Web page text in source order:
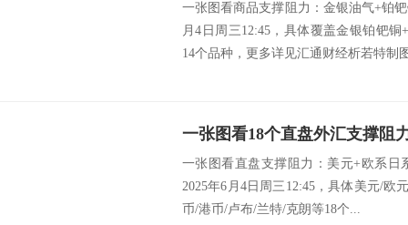
一张图看商品支撑阻力：金银油气+铂
月4日周三12:45，具体覆盖金银铂钯
14个品种，更多详见汇通财经析若特制
一张图看直盘支撑阻力：美元+欧系日
2025年6月4日周三12:45，具体美元/欧
币/港币/卢布/兰特/克朗等18个...